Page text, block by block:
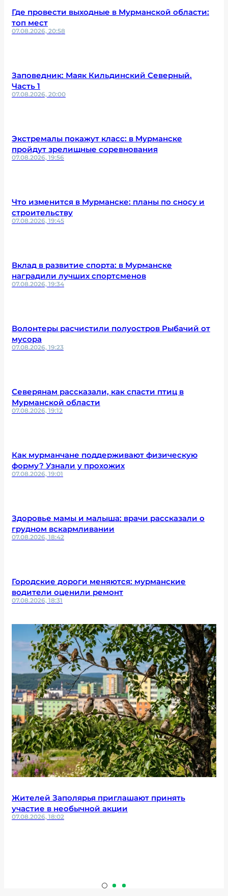
Где провести выходные в Мурманской области:
топ мест
07.08.2026, 20:58
Заповедник: Маяк Кильдинский Северный.
Часть 1
07.08.2026, 20:00
Экстремалы покажут класс: в Мурманске
пройдут зрелищные соревнования
07.08.2026, 19:56
Что изменится в Мурманске: планы по сносу и
строительству
07.08.2026, 19:45
Вклад в развитие спорта: в Мурманске
наградили лучших спортсменов
07.08.2026, 19:34
Волонтеры расчистили полуостров Рыбачий от
мусора
07.08.2026, 19:23
Северянам рассказали, как спасти птиц в
Мурманской области
07.08.2026, 19:12
Как мурманчане поддерживают физическую
форму? Узнали у прохожих
07.08.2026, 19:01
Здоровье мамы и малыша: врачи рассказали о
грудном вскармливании
07.08.2026, 18:42
Городские дороги меняются: мурманские
водители оценили ремонт
07.08.2026, 18:31
Жителей Заполярья приглашают принять
участие в необычной акции
07.08.2026, 18:02